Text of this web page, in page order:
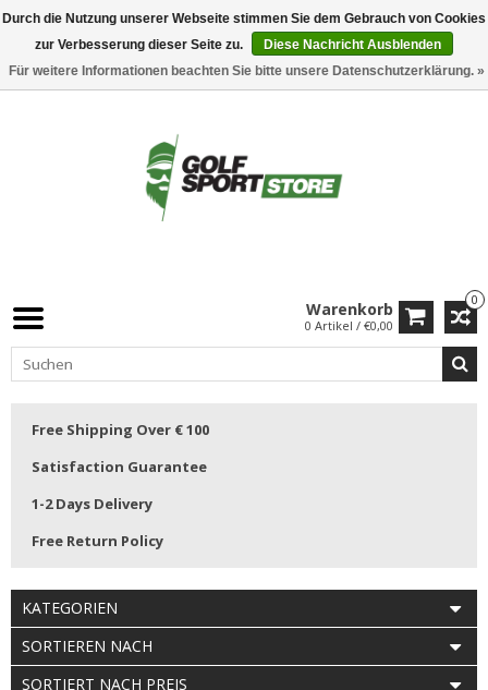
0
Warenkorb
0 Artikel / €0,00
Free Shipping Over € 100
Satisfaction Guarantee
1-2 Days Delivery
Free Return Policy
KATEGORIEN
SORTIEREN NACH
SORTIERT NACH PREIS
Durch die Nutzung unserer Webseite stimmen Sie dem Gebrauch von Cookies
zur Verbesserung dieser Seite zu.
Diese Nachricht Ausblenden
Für weitere Informationen beachten Sie bitte unsere Datenschutzerklärung. »